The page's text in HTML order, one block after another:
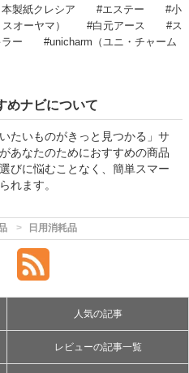
製紙クレシア #エステー
#小
オーヤマ） #白元アース
#ス
ー
#unicharm（ユニ・チャーム
めナビについて
たいものがきっと見つかる」サ
あなたのためにおすすめの商品
びに悩むことなく、簡単スマー
れます。
日用消耗品
人気の記事
レビューの記事一覧